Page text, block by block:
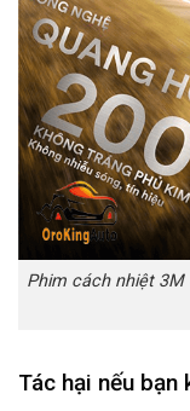
Phim cách nhiệt 3M
Tác hại nếu bạn